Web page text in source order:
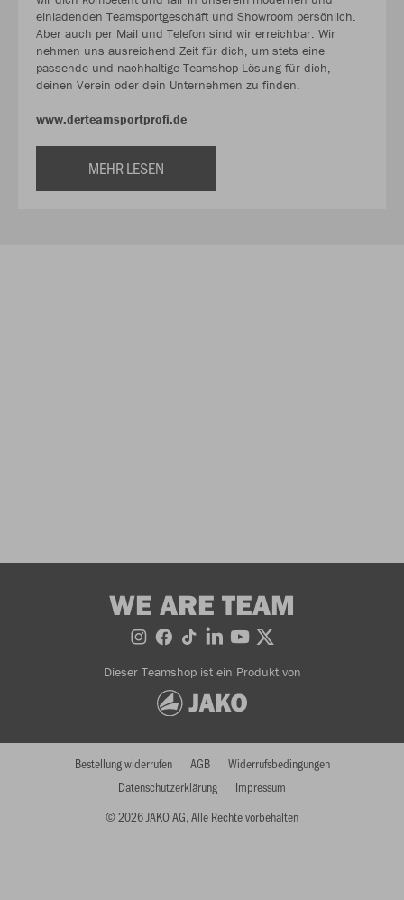
einladenden Teamsportgeschäft und Showroom persönlich.
Aber auch per Mail und Telefon sind wir erreichbar. Wir
nehmen uns ausreichend Zeit für dich, um stets eine
passende und nachhaltige Teamshop-Lösung für dich,
deinen Verein oder dein Unternehmen zu finden.
www.derteamsportprofi.de
MEHR LESEN
WE ARE TEAM
Dieser Teamshop ist ein Produkt von
© 2026 JAKO AG, Alle Rechte vorbehalten
Bestellung widerrufen AGB
Widerrufsbedingungen
Datenschutzerklärung
Impressum